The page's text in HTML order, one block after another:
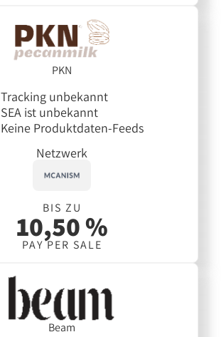
PKN
Tracking unbekannt
SEA ist unbekannt
Keine Produktdaten-Feeds
Netzwerk
BIS ZU
10,50 %
PAY PER SALE
Beam